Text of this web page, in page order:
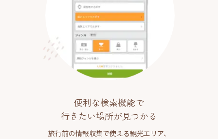
便利な検索機能で
行きたい場所が見つかる
旅行前の情報収集で使える観光エリア、